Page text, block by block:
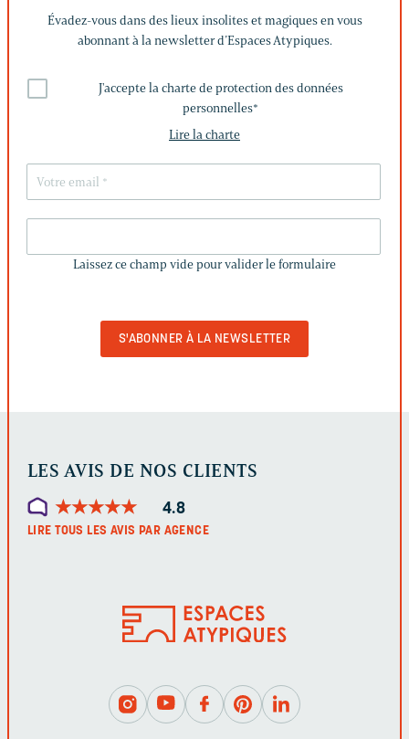
Évadez-vous dans des lieux insolites et magiques en vous
abonnant à la newsletter d’Espaces Atypiques.
J'accepte la charte de protection des données
personnelles*
Lire la charte
CHAMP
Laissez ce champ vide pour valider le formulaire
LES AVIS DE NOS CLIENTS
★★★★★
★★★★★ 4.8
LIRE TOUS LES AVIS PAR AGENCE